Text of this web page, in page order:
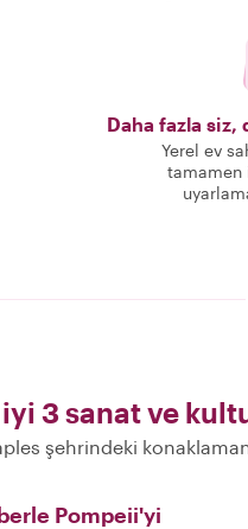
Daha fazla siz,
Yerel ev
tamamen
iyi 3 sanat ve
şehrindeki
Pompeii'yi